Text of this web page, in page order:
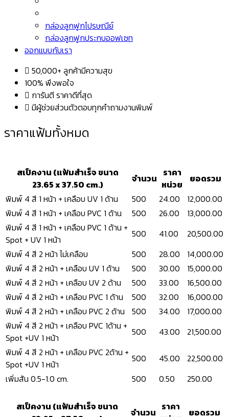
กล่องลูกฟูกไปรษณีย์
กล่องลูกฟูกประกบออฟเซท
ออกแบบกับเรา
50,000+ ลูกค้ามีความสุข
100% พึงพอใจ
การันตี ราคาดีที่สุด
มีผู้ช่วยส่วนตัวตอบทุกคำถามงานพิมพ์
ราคาแฟ้มทั้งหมด
สเป็คงาน (แฟ้มสำเร็จ ขนาด
23.65 x 37.50 cm.)
จำนวน ราคา
หน่วย
ยอดรวม
พิมพ์ 4 สี 1 หน้า + เคลือบ UV 1 ด้าน
500 24.00
12,000.00
พิมพ์ 4 สี 1 หน้า + เคลือบ PVC 1 ด้าน
500 26.00
13,000.00
พิมพ์ 4 สี 1 หน้า + เคลือบ PVC 1 ด้าน +
Spot + UV 1 หน้า
500 41.00
20,500.00
พิมพ์ 4 สี 2 หน้า ไม่เคลือบ
500 28.00
14,000.00
พิมพ์ 4 สี 2 หน้า + เคลือบ UV 1 ด้าน
500 30.00
15,000.00
พิมพ์ 4 สี 2 หน้า + เคลือบ UV 2 ด้าน
500 33.00
16,500.00
พิมพ์ 4 สี 2 หน้า + เคลือบ PVC 1 ด้าน
500 32.00
16,000.00
พิมพ์ 4 สี 2 หน้า + เคลือบ PVC 2 ด้าน
500 34.00
17,000.00
พิมพ์ 4 สี 2 หน้า + เคลือบ PVC 1ด้าน +
Spot +UV 1 หน้า
500 43.00
21,500.00
พิมพ์ 4 สี 2 หน้า + เคลือบ PVC 2ด้าน +
Spot +UV 1 หน้า
500 45.00
22,500.00
เพิ่มสัน 0.5-1.0 cm.
500 0.50 250.00
สเป็คงาน (แฟ้มสำเร็จ ขนาด
จำนวน ราคา
ยอดรวม